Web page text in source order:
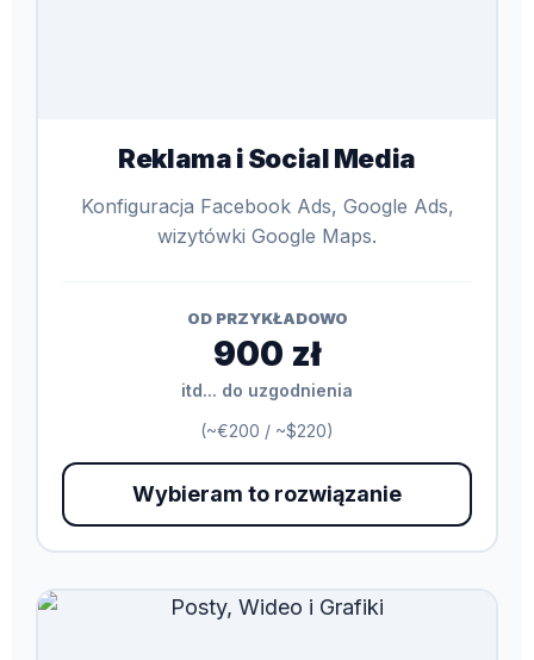
Reklama i Social Media
Konfiguracja Facebook Ads, Google Ads,
wizytówki Google Maps.
OD PRZYKŁADOWO
900 zł
itd... do uzgodnienia
(~€200 / ~$220)
Wybieram to rozwiązanie